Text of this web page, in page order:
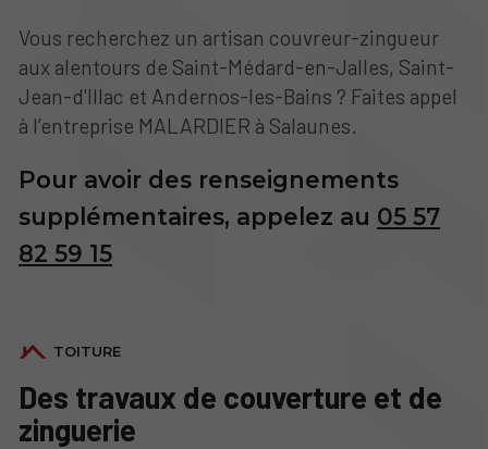
Vous recherchez un artisan couvreur-zingueur
aux alentours de Saint-Médard-en-Jalles, Saint-
Jean-d'Illac et Andernos-les-Bains ? Faites appel
à l’entreprise MALARDIER à Salaunes.
Pour avoir des renseignements
supplémentaires, appelez au 05 57
82 59 15
TOITURE
Des travaux de couverture et de
zinguerie